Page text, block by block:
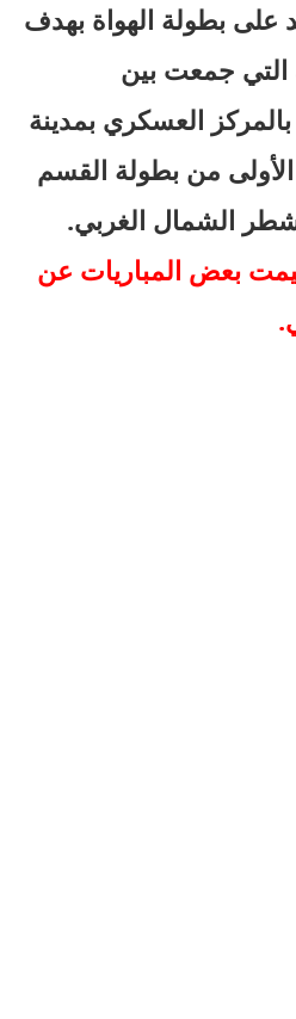
على بطولة الهواة بهدف
التي جمعت بين
العسكري بمدينة
من بطولة القسم
شطر الشمال الغربي.
بعض المباريات عن